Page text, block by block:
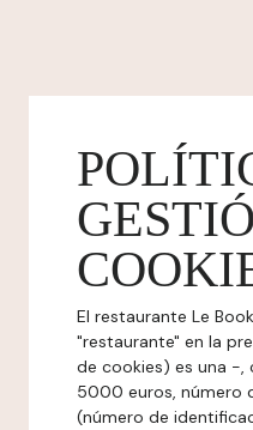
El restaurante Le
"restaurante" en la
de cookies) es una -,
5000 euros, número
(número de